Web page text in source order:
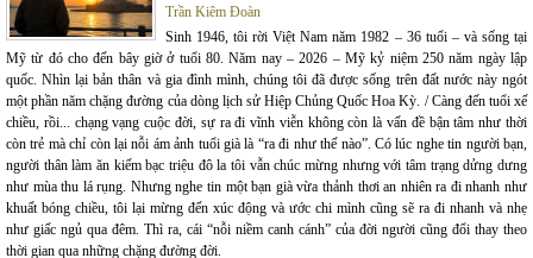
Trần Kiêm Đoàn
Sinh 1946, tôi rời Việt Nam năm 1982 – 36 tuổi – và sống tại
Mỹ từ đó cho đến bây giờ ở tuổi 80. Năm nay – 2026 – Mỹ kỷ niệm 250 năm ngày lập
quốc. Nhìn lại bản thân và gia đình mình, chúng tôi đã được sống trên đất nước này ngót
một phần năm chặng đường của dòng lịch sử Hiệp Chủng Quốc Hoa Kỳ. / Càng đến tuổi xế
chiều, rồi... chạng vạng cuộc đời, sự ra đi vĩnh viễn không còn là vấn đề bận tâm như thời
còn trẻ mà chỉ còn lại nỗi ám ảnh tuổi già là “ra đi như thế nào”. Có lúc nghe tin người bạn,
người thân làm ăn kiếm bạc triệu đô la tôi vẫn chúc mừng nhưng với tâm trạng dửng dưng
như mùa thu lá rụng. Nhưng nghe tin một bạn già vừa thảnh thơi an nhiên ra đi nhanh như
khuất bóng chiều, tôi lại mừng đến xúc động và ước chi mình cũng sẽ ra đi nhanh và nhẹ
như giấc ngủ qua đêm. Thì ra, cái “nỗi niềm canh cánh” của đời người cũng đổi thay theo
thời gian qua những chặng đường đời.